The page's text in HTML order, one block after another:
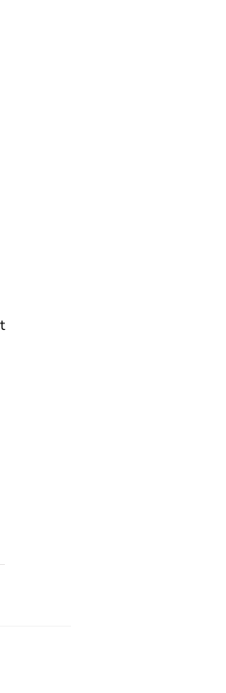
via X - U verlaat
via Facebook - U
nieuwsbericht via e-mail
dit nieuwsbericht via LinkedIn - U